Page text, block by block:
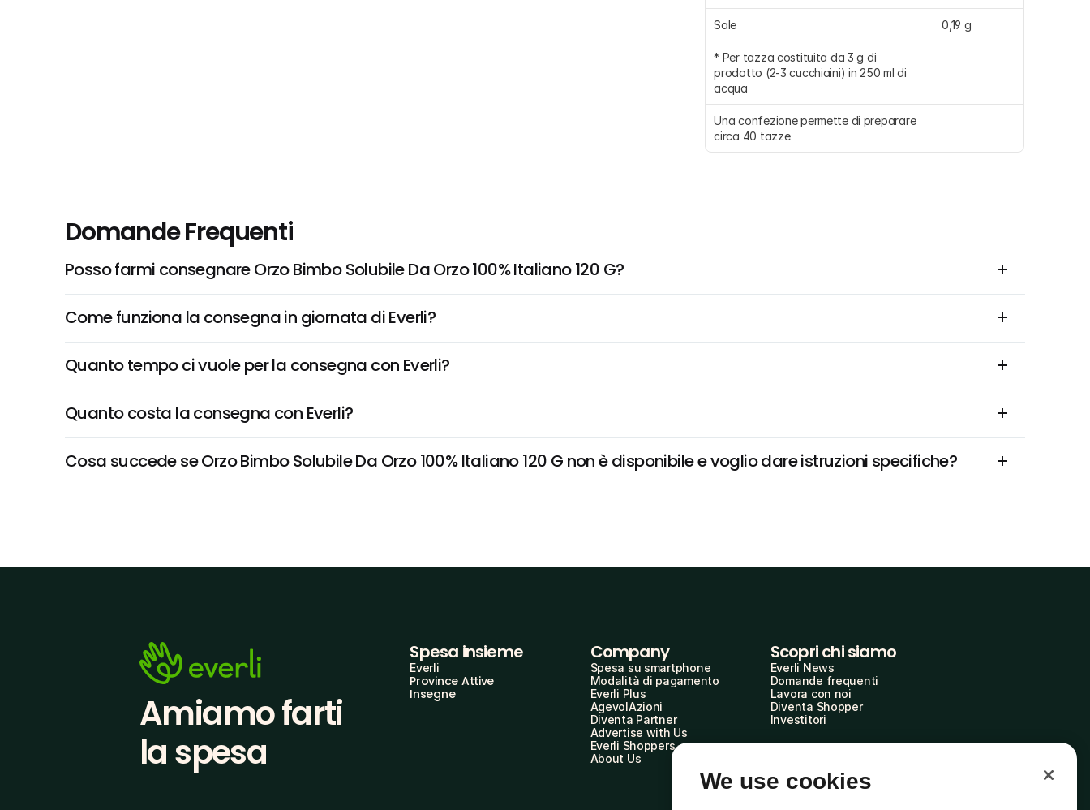
Sale 0,19 g
* Per tazza costituita da 3 g di
prodotto (2-3 cucchiaini) in 250 ml di
acqua
Una confezione permette di preparare
circa 40 tazze
Domande Frequenti
Posso farmi consegnare Orzo Bimbo Solubile Da Orzo 100% Italiano 120 G?
Come funziona la consegna in giornata di Everli?
Quanto tempo ci vuole per la consegna con Everli?
Quanto costa la consegna con Everli?
Cosa succede se Orzo Bimbo Solubile Da Orzo 100% Italiano 120 G non è disponibile e voglio dare istruzioni specifiche?
Amiamo farti
la spesa
Spesa insieme
Everli
Province Attive
Insegne
Company
Spesa su smartphone
Modalità di pagamento
Everli Plus
AgevolAzioni
Diventa Partner
Advertise with Us
Everli Shoppers
About Us
Scopri chi siamo
Everli News
Domande frequenti
Lavora con noi
Diventa Shopper
Investitori
We use cookies